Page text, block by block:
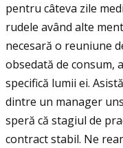
pentru câteva zile
rudele având alte
necesară o reuniune
obsedată de consum,
specifică lumii ei.
dintre un manager
speră că stagiul de
contract stabil. Ne